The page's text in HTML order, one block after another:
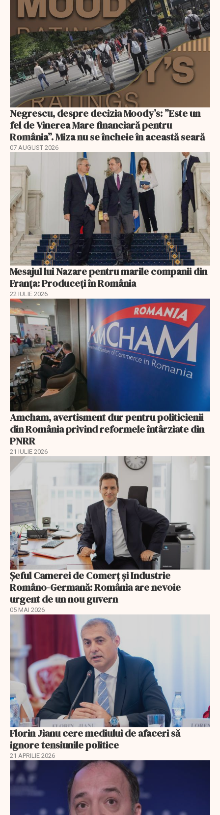
Negrescu, despre decizia Moody’s: ”Este un
fel de Vinerea Mare financiară pentru
România”. Miza nu se încheie în această seară
07 AUGUST 2026
Mesajul lui Nazare pentru marile companii din
Franța: Produceți în România
22 IULIE 2026
Amcham, avertisment dur pentru politicienii
din România privind reformele întârziate din
PNRR
21 IULIE 2026
Șeful Camerei de Comerț și Industrie
Româno-Germană: România are nevoie
urgent de un nou guvern
05 MAI 2026
Florin Jianu cere mediului de afaceri să
ignore tensiunile politice
21 APRILIE 2026
EXCLUSIV